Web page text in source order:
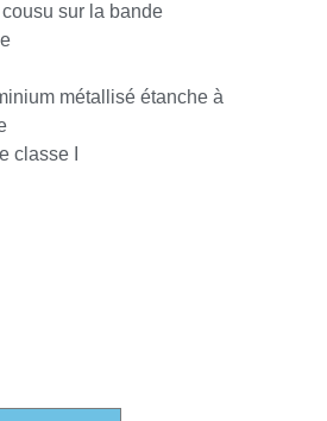
sur la bande
métallisé étanche à
classe I